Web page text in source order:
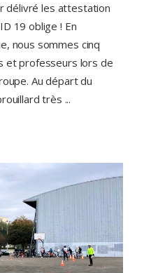
délivré les attestation
19 oblige ! En
nous sommes cinq
et professeurs lors de
Au départ du
très